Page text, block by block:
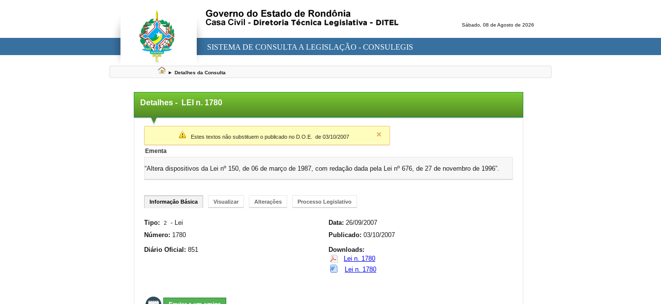
Sábado, 08 de Agosto de 2026
SISTEMA DE CONSULTA A LEGISLAÇÃO - CONSULEGIS
► Detalhes da Consulta
Detalhes - LEI n. 1780
▼
Estes textos não substituem o publicado no D.O.E. de 03/10/2007
Ementa
“Altera dispositivos da Lei nº 150, de 06 de março de 1987, com redação dada pela Lei nº 676, de 27 de novembro de 1996”.
Informação Básica Visualizar Alterações Processo Legislativo
Tipo: 2 - Lei Data: 26/09/2007
Número: 1780 Publicado: 03/10/2007
Diário Oficial: 851
Downloads:
Lei n. 1780
Lei n. 1780